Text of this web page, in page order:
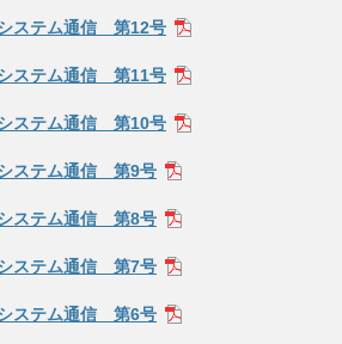
システム通信 第12号
システム通信 第11号
システム通信 第10号
システム通信 第9号
システム通信 第8号
システム通信 第7号
システム通信 第6号